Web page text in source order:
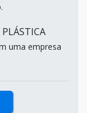
uma empresa